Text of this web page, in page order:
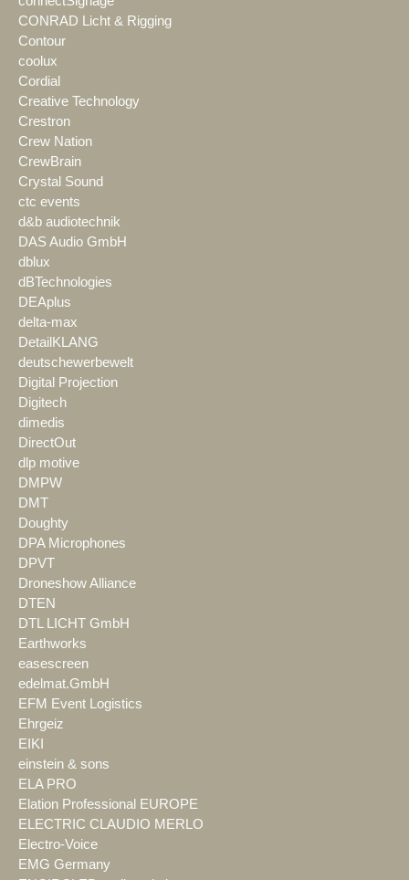
CONRAD Licht & Rigging
Contour
coolux
Cordial
Creative Technology
Crestron
Crew Nation
CrewBrain
Crystal Sound
ctc events
d&b audiotechnik
DAS Audio GmbH
dblux
dBTechnologies
DEAplus
delta-max
DetailKLANG
deutschewerbewelt
Digital Projection
Digitech
dimedis
DirectOut
dlp motive
DMPW
DMT
Doughty
DPA Microphones
DPVT
Droneshow Alliance
DTEN
DTL LICHT GmbH
Earthworks
easescreen
edelmat.GmbH
EFM Event Logistics
Ehrgeiz
EIKI
einstein & sons
ELA PRO
Elation Professional EUROPE
ELECTRIC CLAUDIO MERLO
Electro-Voice
EMG Germany